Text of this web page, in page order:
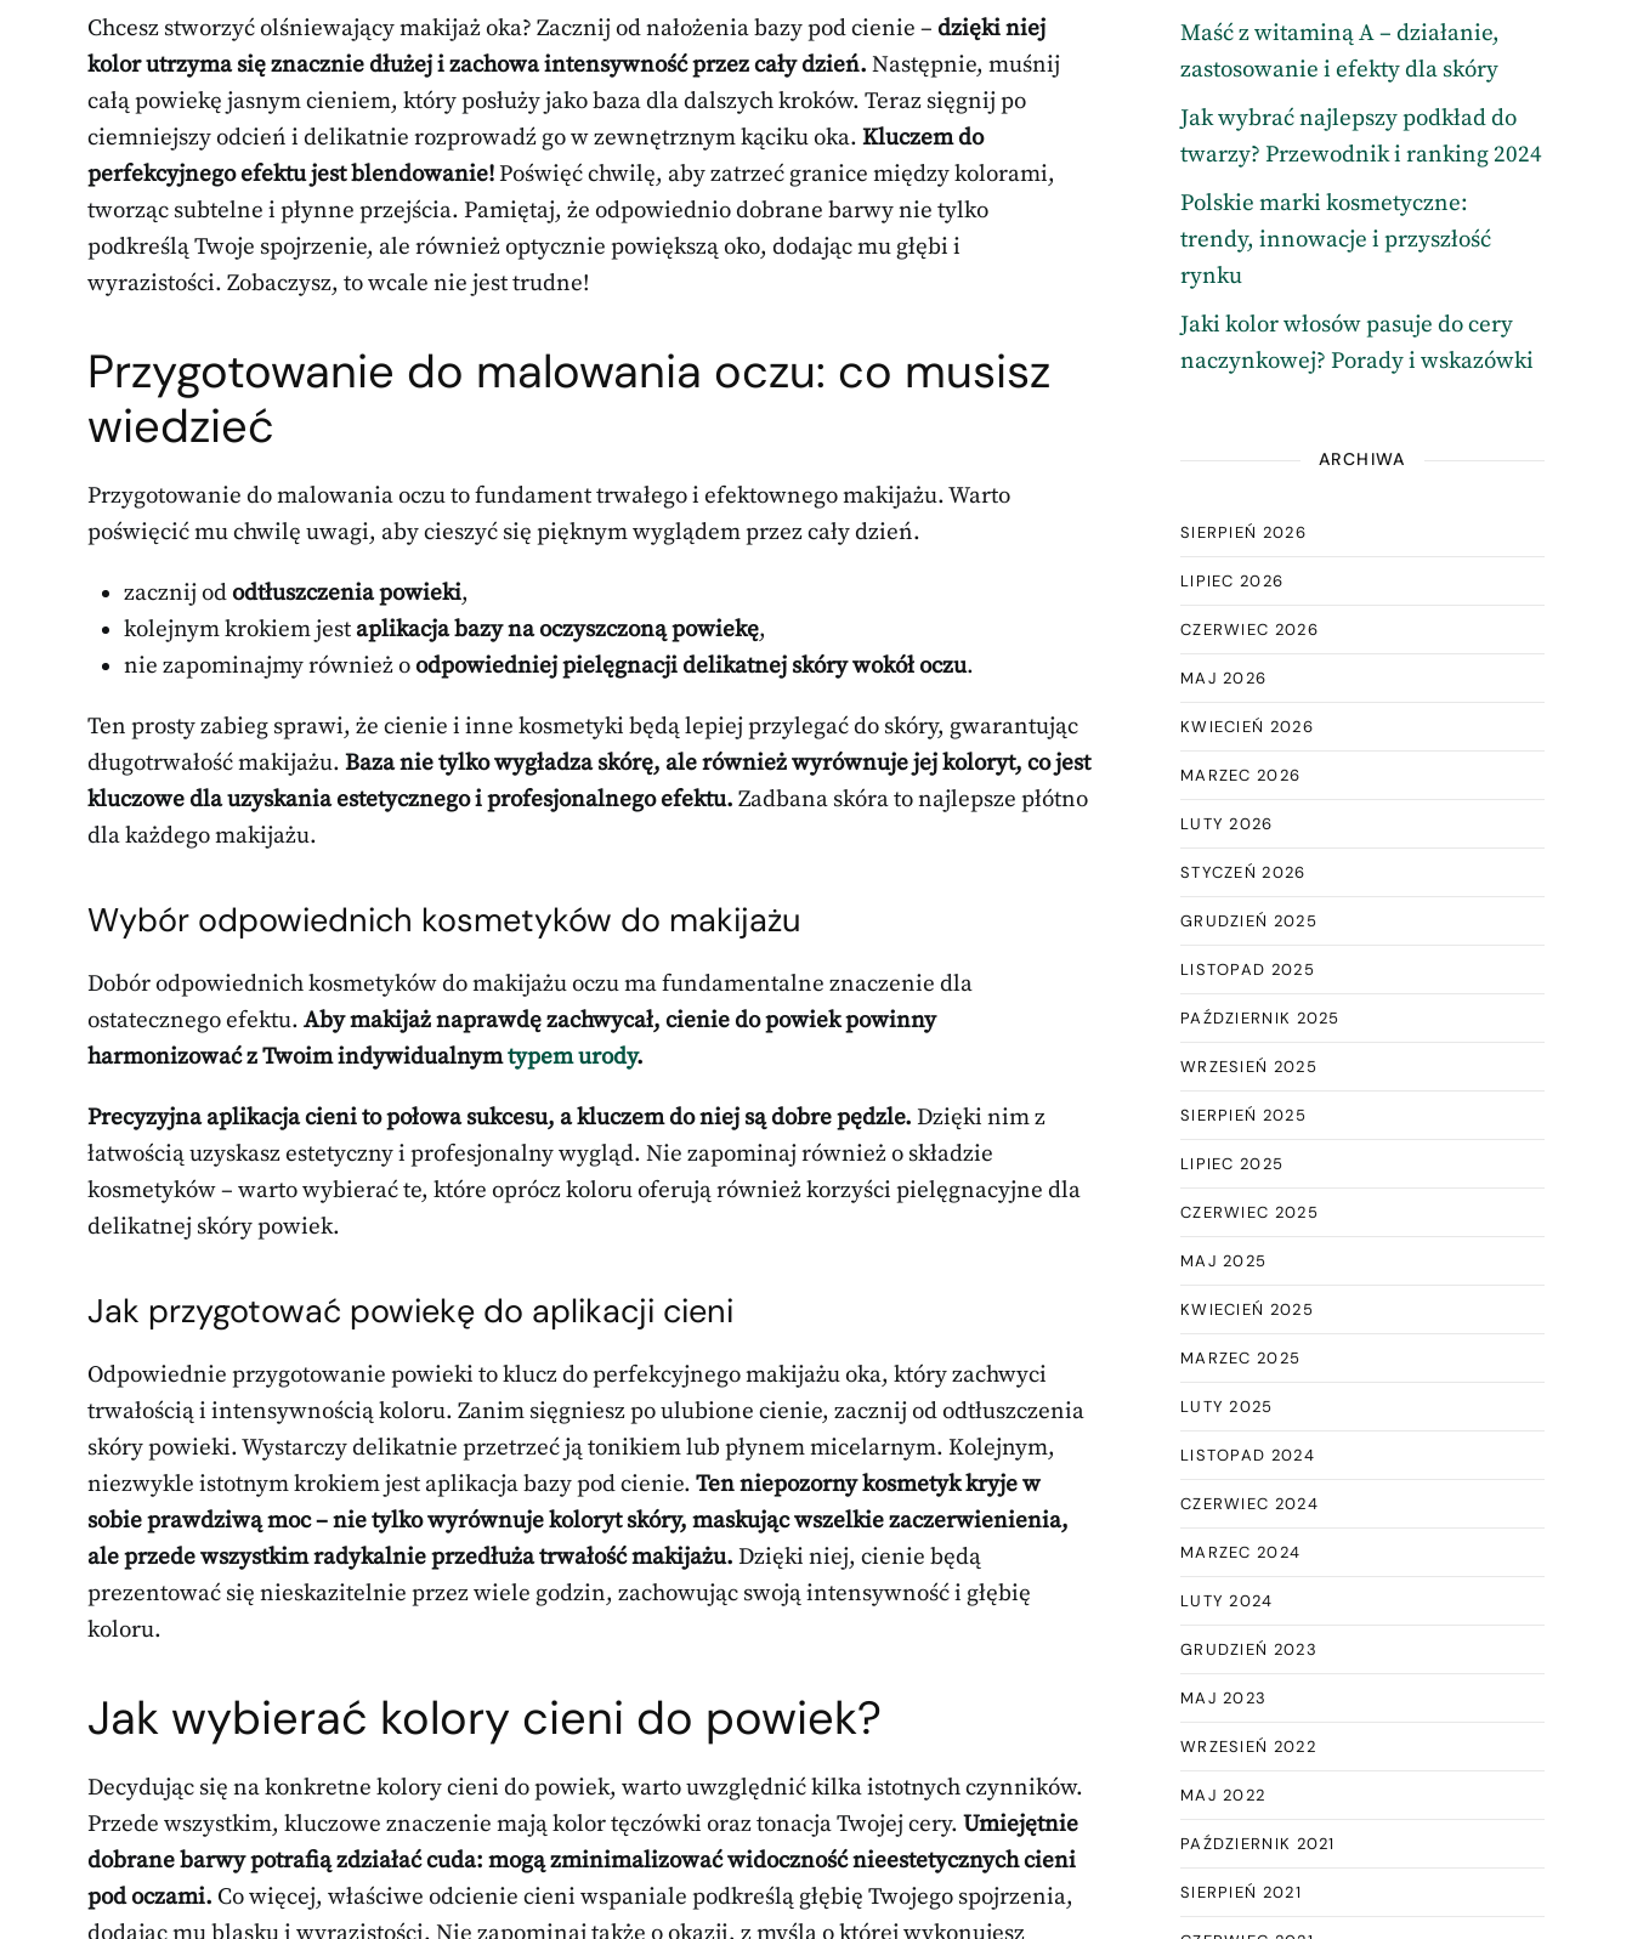
Chcesz stworzyć olśniewający makijaż oka? Zacznij od nałożenia bazy pod cienie – dzięki niej
kolor utrzyma się znacznie dłużej i zachowa intensywność przez cały dzień. Następnie, muśnij
całą powiekę jasnym cieniem, który posłuży jako baza dla dalszych kroków. Teraz sięgnij po
ciemniejszy odcień i delikatnie rozprowadź go w zewnętrznym kąciku oka. Kluczem do
perfekcyjnego efektu jest blendowanie!Poświęć chwilę, aby zatrzeć granice między kolorami,
tworząc subtelne i płynne przejścia. Pamiętaj, że odpowiednio dobrane barwy nie tylko
podkreślą Twoje spojrzenie, ale również optycznie powiększą oko, dodając mu głębi i
wyrazistości. Zobaczysz, to wcale nie jest trudne!
Przygotowanie do malowania oczu: co musisz
wiedzieć
Przygotowanie do malowania oczu to fundament trwałego i efektownego makijażu. Warto
poświęcić mu chwilę uwagi, aby cieszyć się pięknym wyglądem przez cały dzień.
zacznij ododtłuszczenia powieki,
kolejnym krokiem jestaplikacja bazy na oczyszczoną powiekę,
nie zapominajmy również oodpowiedniej pielęgnacji delikatnej skóry wokół oczu.
Ten prosty zabieg sprawi, że cienie i inne kosmetyki będą lepiej przylegać do skóry, gwarantując
długotrwałość makijażu. Baza nie tylko wygładza skórę, ale również wyrównuje jej koloryt, co jest
kluczowe dla uzyskania estetycznego i profesjonalnego efektu. Zadbana skóra to najlepsze płótno
dla każdego makijażu.
Wybór odpowiednich kosmetyków do makijażu
Dobór odpowiednich kosmetyków do makijażu oczu ma fundamentalne znaczenie dla
ostatecznego efektu. Aby makijaż naprawdę zachwycał, cienie do powiek powinny
harmonizować z Twoim indywidualnymtypem urody.
Precyzyjna aplikacja cieni to połowa sukcesu, a kluczem do niej są dobre pędzle. Dzięki nim z
łatwością uzyskasz estetyczny i profesjonalny wygląd. Nie zapominaj również o składzie
kosmetyków – warto wybierać te, które oprócz koloru oferują również korzyści pielęgnacyjne dla
delikatnej skóry powiek.
Jak przygotować powiekę do aplikacji cieni
Odpowiednie przygotowanie powieki to klucz do perfekcyjnego makijażu oka, który zachwyci
trwałością i intensywnością koloru. Zanim sięgniesz po ulubione cienie, zacznij od odtłuszczenia
skóry powieki. Wystarczy delikatnie przetrzeć ją tonikiem lub płynem micelarnym. Kolejnym,
niezwykle istotnym krokiem jest aplikacja bazy pod cienie. Ten niepozorny kosmetyk kryje w
sobie prawdziwą moc – nie tylko wyrównuje koloryt skóry, maskując wszelkie zaczerwienienia,
ale przede wszystkim radykalnie przedłuża trwałość makijażu. Dzięki niej, cienie będą
prezentować się nieskazitelnie przez wiele godzin, zachowując swoją intensywność i głębię
koloru.
Jak wybierać kolory cieni do powiek?
Decydując się na konkretne kolory cieni do powiek, warto uwzględnić kilka istotnych czynników.
Przede wszystkim, kluczowe znaczenie mają kolor tęczówki oraz tonacja Twojej cery. Umiejętnie
dobrane barwy potrafią zdziałać cuda: mogą zminimalizować widoczność nieestetycznych cieni
pod oczami. Co więcej, właściwe odcienie cieni wspaniale podkreślą głębię Twojego spojrzenia,
Maść z witaminą A – działanie,
zastosowanie i efekty dla skóry
Jak wybrać najlepszy podkład do
twarzy? Przewodnik i ranking 2024
Polskie marki kosmetyczne:
trendy, innowacje i przyszłość
rynku
Jaki kolor włosów pasuje do cery
naczynkowej? Porady i wskazówki
ARCHIWA
SIERPIEŃ 2026
LIPIEC 2026
CZERWIEC 2026
MAJ 2026
KWIECIEŃ 2026
MARZEC 2026
LUTY 2026
STYCZEŃ 2026
GRUDZIEŃ 2025
LISTOPAD 2025
PAŹDZIERNIK 2025
WRZESIEŃ 2025
SIERPIEŃ 2025
LIPIEC 2025
CZERWIEC 2025
MAJ 2025
KWIECIEŃ 2025
MARZEC 2025
LUTY 2025
LISTOPAD 2024
CZERWIEC 2024
MARZEC 2024
LUTY 2024
GRUDZIEŃ 2023
MAJ 2023
WRZESIEŃ 2022
MAJ 2022
PAŹDZIERNIK 2021
SIERPIEŃ 2021